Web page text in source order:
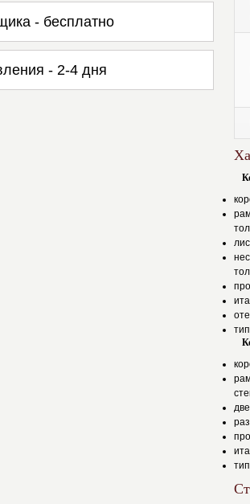
- бесплатно
- 2-4 дня